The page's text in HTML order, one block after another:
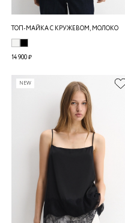
ТОП-МАЙКА С КРУЖЕВОМ, МОЛОКО
14 900 ₽
NEW